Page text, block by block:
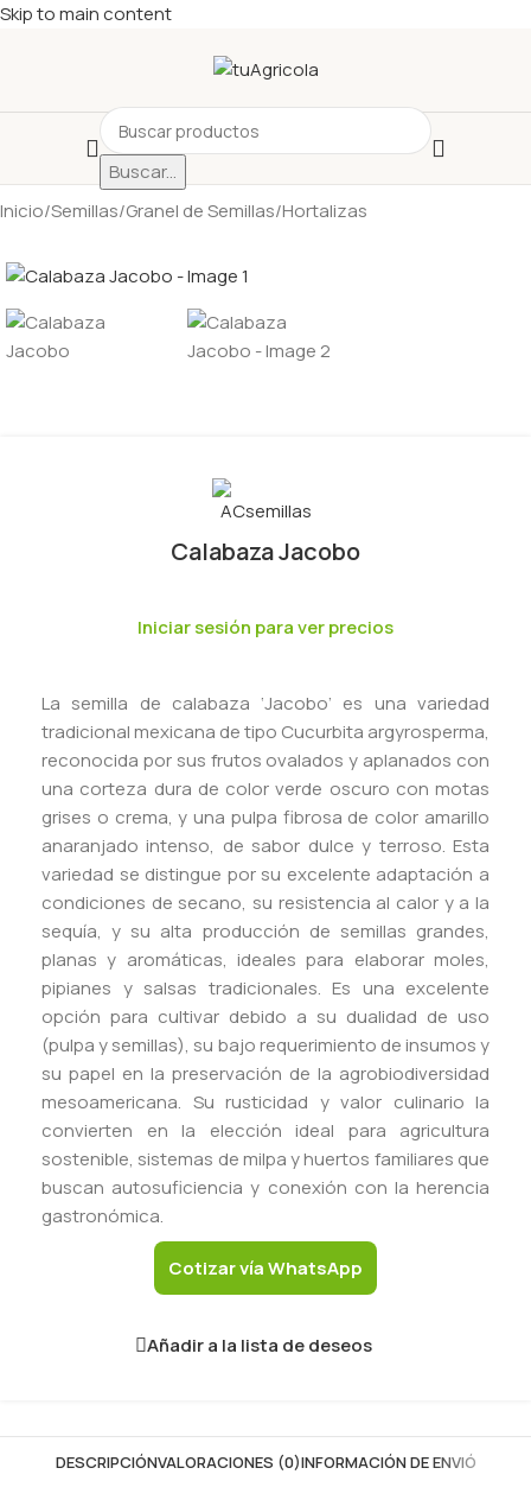
Skip to main content
Buscar...
Inicio/Semillas/Granel de Semillas/Hortalizas
Calabaza Jacobo
Iniciar sesión para ver precios
La semilla de calabaza ‘Jacobo’ es una variedad
tradicional mexicana de tipo Cucurbita argyrosperma,
reconocida por sus frutos ovalados y aplanados con
una corteza dura de color verde oscuro con motas
grises o crema, y una pulpa fibrosa de color amarillo
anaranjado intenso, de sabor dulce y terroso. Esta
variedad se distingue por su excelente adaptación a
condiciones de secano, su resistencia al calor y a la
sequía, y su alta producción de semillas grandes,
planas y aromáticas, ideales para elaborar moles,
pipianes y salsas tradicionales. Es una excelente
opción para cultivar debido a su dualidad de uso
(pulpa y semillas), su bajo requerimiento de insumos y
su papel en la preservación de la agrobiodiversidad
mesoamericana. Su rusticidad y valor culinario la
convierten en la elección ideal para agricultura
sostenible, sistemas de milpa y huertos familiares que
buscan autosuficiencia y conexión con la herencia
gastronómica.
Cotizar vía WhatsApp
Añadir a la lista de deseos
DESCRIPCIÓNVALORACIONES (0)INFORMACIÓN DE ENVIÓ